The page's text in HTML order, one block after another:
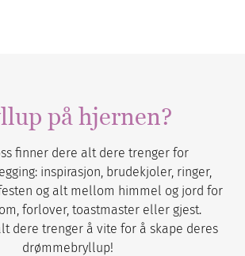
på hjernen?
finner dere alt dere trenger for
inspirasjon, brudekjoler, ringer,
og alt mellom himmel og jord for
forlover, toastmaster eller gjest.
dere trenger å vite for å skape deres
drømmebryllup!